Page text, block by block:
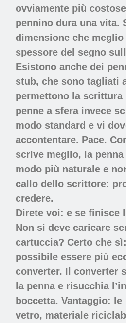
ovviamente più
pennino dura una vita.
dimensione che
spessore del segno
Esistono anche dei
stub, che sono tagliati
permettono la
penne a sfera invece
modo standard e vi
accontentare. Pace.
scrive meglio, la penna
modo più naturale e
callo dello scrittore:
credere.
Direte voi: e se finisce
Non si deve caricare
cartuccia? Certo che
possibile essere più
converter. Il converter
la penna e risucchia
boccetta. Vantaggio:
vetro, materiale